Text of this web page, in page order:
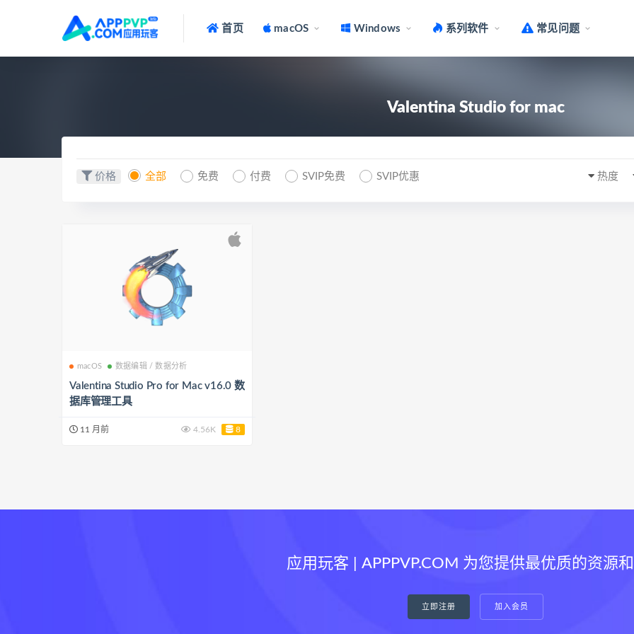
首页 macOS Windows 系列软件 常见问题
Valentina Studio for mac
价格 全部 免费 付费 SVIP免费 SVIP优惠 热度
macOS 数据编辑 / 数据分析
Valentina Studio Pro for Mac v16.0 数
据库管理工具
11 月前 4.56K 8
应用玩客 | APPPVP.COM 为您提供最优质的资源
立即注册 加入会员